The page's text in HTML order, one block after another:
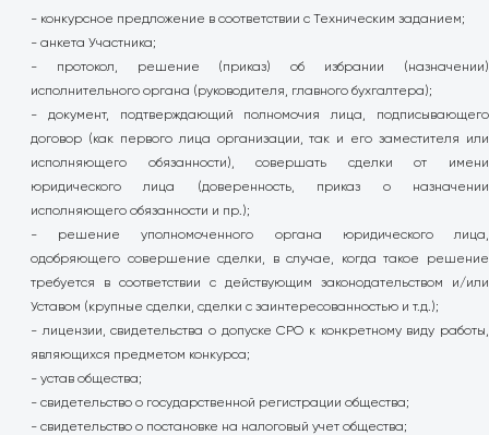
4. Приложение РКС1-09-2024-К9-П-ПОС_14.04.2025.pdf
Приложение РКС1-09-2024-К15-П-ПОС_16.05.2025.pdf
Техническое задание.doc
- конкурсное предложение в соответствии с Техническим заданием;
- анкета Участника;
- протокол, решение (приказ) об избрании (назначении)
исполнительного органа (руководителя, главного бухгалтера);
- документ, подтверждающий полномочия лица, подписывающего
договор (как первого лица организации, так и его заместителя или
исполняющего обязанности), совершать сделки от имени
юридического лица (доверенность, приказ о назначении
исполняющего обязанности и пр.);
- решение уполномоченного органа юридического лица,
одобряющего совершение сделки, в случае, когда такое решение
требуется в соответствии с действующим законодательством и/или
Уставом (крупные сделки, сделки с заинтересованностью и т.д.);
- лицензии, свидетельства о допуске СРО к конкретному виду работы,
являющихся предметом конкурса;
- устав общества;
- свидетельство о государственной регистрации общества;
- свидетельство о постановке на налоговый учет общества;